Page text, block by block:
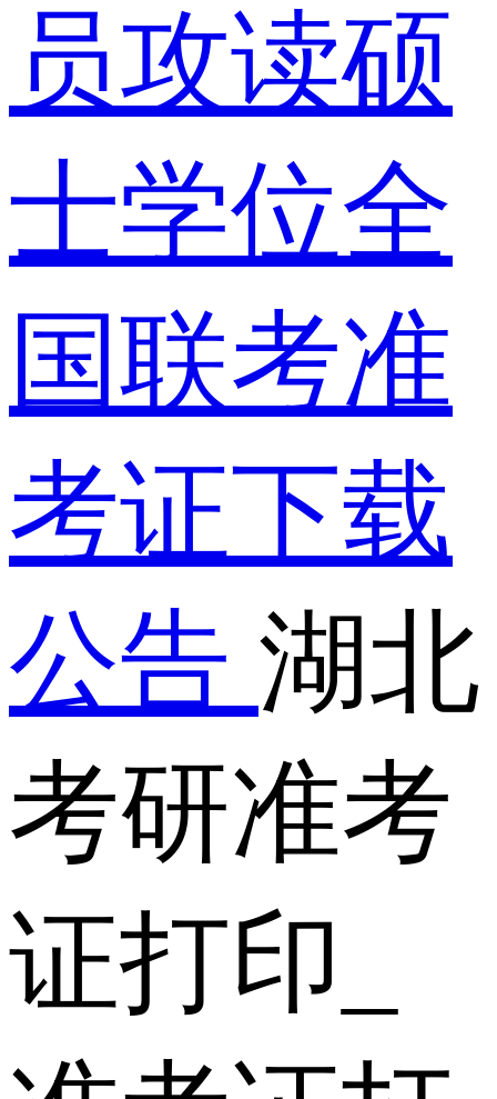
员攻读硕
士学位全
国联考准
考证下载
公告 湖北
考研准考
证打印_